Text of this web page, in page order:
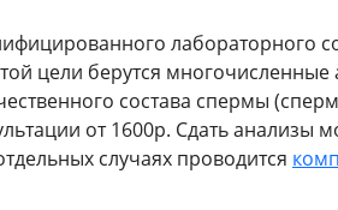
лабораторного
цели берутся
состава спермы
от 1600р. Сдать анализы
случаях проводится